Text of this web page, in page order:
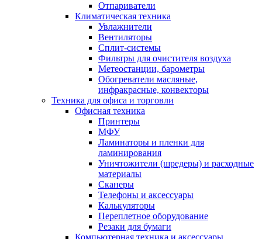
Отпариватели
Климатическая техника
Увлажнители
Вентиляторы
Сплит-системы
Фильтры для очистителя воздуха
Метеостанции, барометры
Обогреватели масляные,
инфракрасные, конвекторы
Техника для офиса и торговли
Офисная техника
Принтеры
МФУ
Ламинаторы и пленки для
ламинирования
Уничтожители (шредеры) и расходные
материалы
Сканеры
Телефоны и аксессуары
Калькуляторы
Переплетное оборудование
Резаки для бумаги